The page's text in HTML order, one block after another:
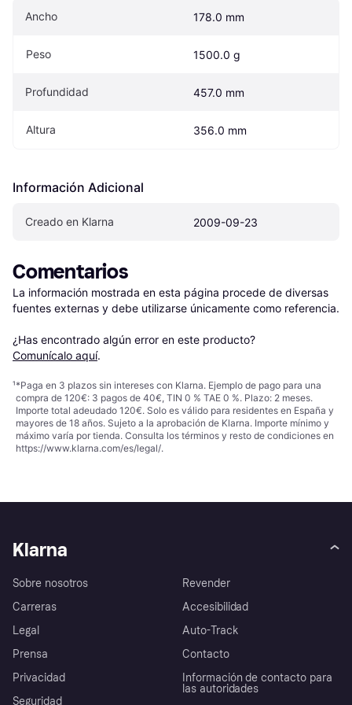
Ancho 178.0 mm
Peso 1500.0 g
Profundidad 457.0 mm
Altura 356.0 mm
Información Adicional
Creado en Klarna 2009-09-23
Comentarios
La información mostrada en esta página procede de diversas
fuentes externas y debe utilizarse únicamente como referencia.
¿Has encontrado algún error en este producto?
Comunícalo aquí.
¹*Paga en 3 plazos sin intereses con Klarna. Ejemplo de pago para una
compra de 120€: 3 pagos de 40€, TIN 0 % TAE 0 %. Plazo: 2 meses.
Importe total adeudado 120€. Solo es válido para residentes en España y
mayores de 18 años. Sujeto a la aprobación de Klarna. Importe mínimo y
máximo varía por tienda. Consulta los términos y resto de condiciones en
https://www.klarna.com/es/legal/.
Klarna
Sobre nosotros
Carreras
Legal
Prensa
Privacidad
Seguridad
Revender
Accesibilidad
Auto-Track
Contacto
Información de contacto para
las autoridades